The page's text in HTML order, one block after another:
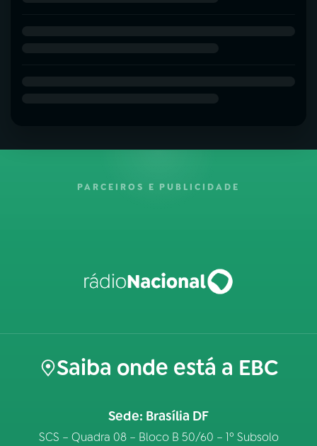
PARCEIROS E PUBLICIDADE
Saiba onde está a EBC
Sede: Brasília DF
SCS – Quadra 08 – Bloco B 50/60 – 1º Subsolo